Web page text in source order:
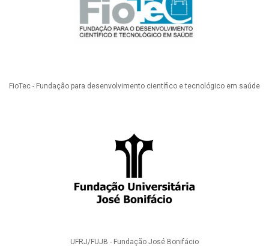
FioTec - Fundação para desenvolvimento científico e tecnológico em saúde
UFRJ/FUJB - Fundação José Bonifácio